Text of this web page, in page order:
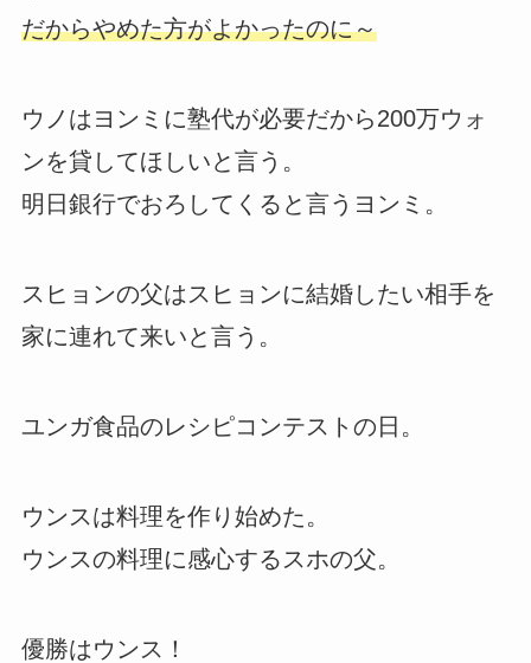
だからやめた方がよかったのに～
ウノはヨンミに塾代が必要だから200万ウォ
ンを貸してほしいと言う。
明日銀行でおろしてくると言うヨンミ。
スヒョンの父はスヒョンに結婚したい相手を
家に連れて来いと言う。
ユンガ食品のレシピコンテストの日。
ウンスは料理を作り始めた。
ウンスの料理に感心するスホの父。
優勝はウンス！